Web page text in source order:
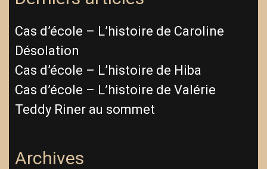
Cas d’école – L’histoire de Caroline
Désolation
Cas d’école – L’histoire de Hiba
Cas d’école – L’histoire de Valérie
Teddy Riner au sommet
Archives